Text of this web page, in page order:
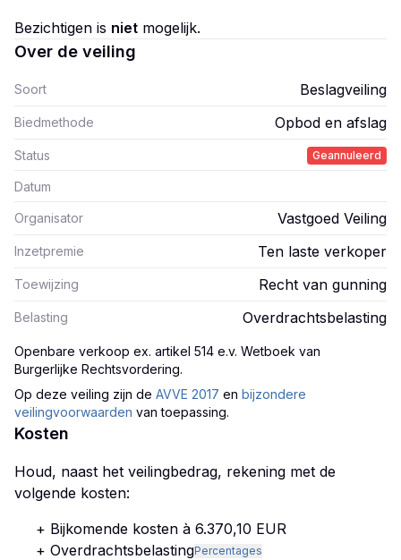
Bezichtigen is niet mogelijk.
Over de veiling
Soort Beslagveiling
Biedmethode Opbod en afslag
Status Geannuleerd
Datum
Organisator Vastgoed Veiling
Inzetpremie Ten laste verkoper
Toewijzing Recht van gunning
Belasting Overdrachtsbelasting
Openbare verkoop ex. artikel 514 e.v. Wetboek van
Burgerlijke Rechtsvordering.
Op deze veiling zijn de AVVE 2017 en bijzondere
veilingvoorwaarden van toepassing.
Kosten
Houd, naast het veilingbedrag, rekening met de
volgende kosten:
+ Bijkomende kosten à 6.370,10 EUR
+ OverdrachtsbelastingPercentages